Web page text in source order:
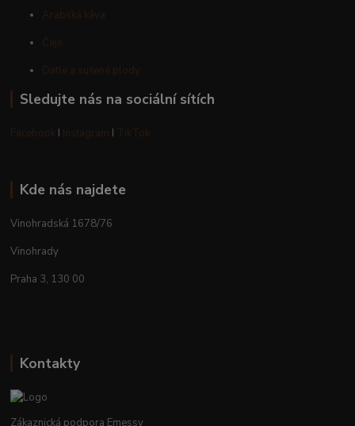
Arabská káva
Čaje
Datle a sušené plody
Sledujte nás na sociální sítích
Facebook I Instagram I TikTok
Kde nás najdete
Vinohradská 1678/76
Vinohrady
Praha 3, 130 00
Kontakty
Zákaznická podpora Emessy